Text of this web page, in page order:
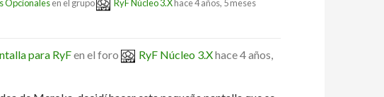
Opcionalesen el grupo RyF Núcleo 3.Xhace 4 años, 5 meses
para RyFen el foro RyF Núcleo 3.Xhace 4 años,